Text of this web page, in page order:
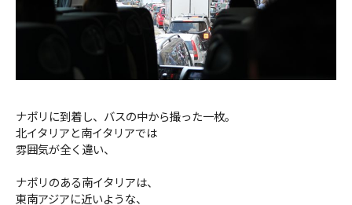
ナポリに到着し、バスの中から撮った一枚。
北イタリアと南イタリアでは
雰囲気が全く違い、
ナポリのある南イタリアは、
東南アジアに近いような、